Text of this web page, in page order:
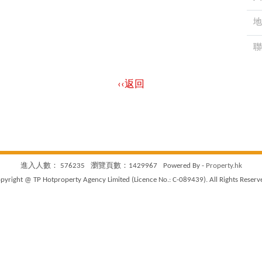
‹‹返回
進入人數： 576235 瀏覽頁數：1429967 Powered By - Property.hk
@ TP Hotproperty Agency Limited (Licence No.: C-089439). All Rights